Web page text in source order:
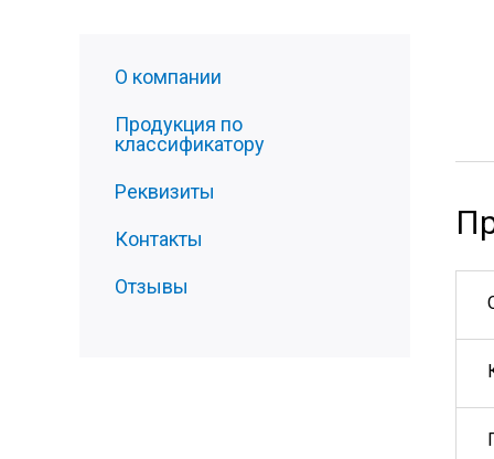
О компании
Продукция по
классификатору
Реквизиты
Контакты
Отзывы